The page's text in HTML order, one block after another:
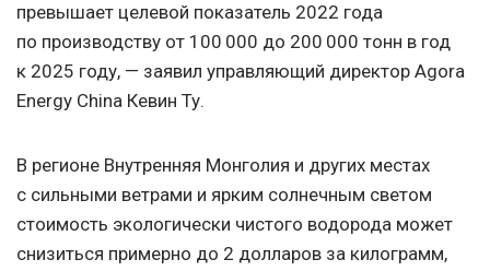
превышает целевой показатель 2022 года
по производству от 100 000 до 200 000 тонн в год
к 2025 году, — заявил управляющий директор Agora
Energy China Кевин Ту.
В регионе Внутренняя Монголия и других местах
с сильными ветрами и ярким солнечным светом
стоимость экологически чистого водорода может
снизиться примерно до 2 долларов за килограмм,